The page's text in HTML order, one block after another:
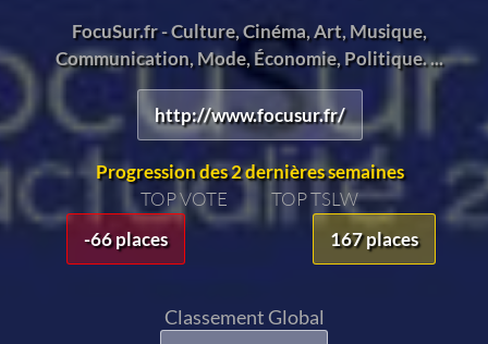
FocuSur.fr - Culture, Cinéma, Art, Musique,
Communication, Mode, Économie, Politique. ...
http://www.focusur.fr/
Progression des 2 dernières semaines
TOP VOTE
-66 places
TOP TSLW
167 places
Classement Global